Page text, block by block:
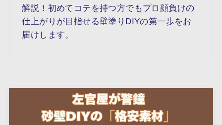
解説！初めてコテを持つ方でもプロ顔負けの
仕上がりが目指せる壁塗りDIYの第一歩をお
届けします。